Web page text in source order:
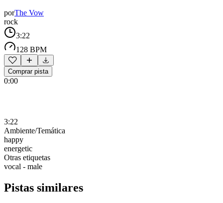
porThe Vow
rock
3:22
128 BPM
Comprar pista
0:00
3:22
Ambiente/Temática
happy
energetic
Otras etiquetas
vocal - male
Pistas similares